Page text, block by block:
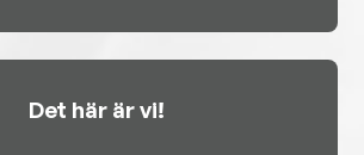
Det här är vi!